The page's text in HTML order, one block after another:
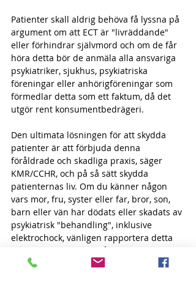
Patienter skall aldrig behöva få lyssna på
argument om att ECT är "livräddande"
eller förhindrar självmord och om de får
höra detta bör de anmäla alla ansvariga
psykiatriker, sjukhus, psykiatriska
föreningar eller anhörigföreningar som
förmedlar detta som ett faktum, då det
utgör rent konsumentbedrägeri.
Den ultimata lösningen för att skydda
patienter är att förbjuda denna
föråldrade och skadliga praxis, säger
KMR/CCHR, och på så sätt skydda
patienternas liv. Om du känner någon
vars mor, fru, syster eller far, bror, son,
barn eller vän har dödats eller skadats av
psykiatrisk "behandling", inklusive
elektrochock, vänligen rapportera detta
till KMR. Skriv under på upprop
tillsammans med tusentals andra för att